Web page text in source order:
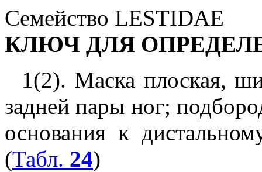
Семейство LESTIDAE
КЛЮЧ ДЛЯ
1(2). Маска плоская,
задней пары ног;
основания к
(Табл. 24)